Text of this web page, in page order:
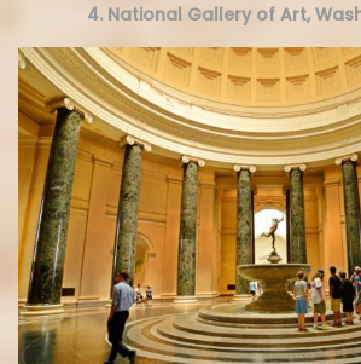
4. National Gallery of Art,